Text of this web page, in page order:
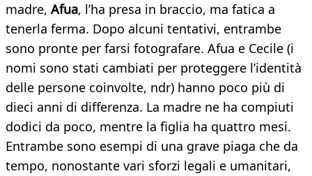
madre, Afua, l’ha presa in braccio, ma fatica a
tenerla ferma. Dopo alcuni tentativi, entrambe
sono pronte per farsi fotografare. Afua e Cecile (i
nomi sono stati cambiati per proteggere l’identità
delle persone coinvolte, ndr) hanno poco più di
dieci anni di differenza. La madre ne ha compiuti
dodici da poco, mentre la figlia ha quattro mesi.
Entrambe sono esempi di una grave piaga che da
tempo, nonostante vari sforzi legali e umanitari,